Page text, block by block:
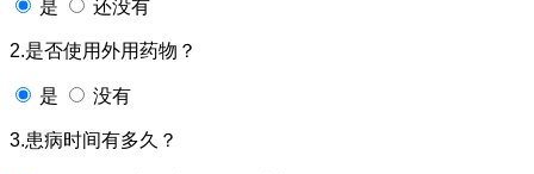
是 还没有
2.是否使用外用药物？
是 没有
3.患病时间有多久？